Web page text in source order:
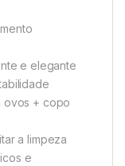
e elegante
ovos + copo
a limpeza
e